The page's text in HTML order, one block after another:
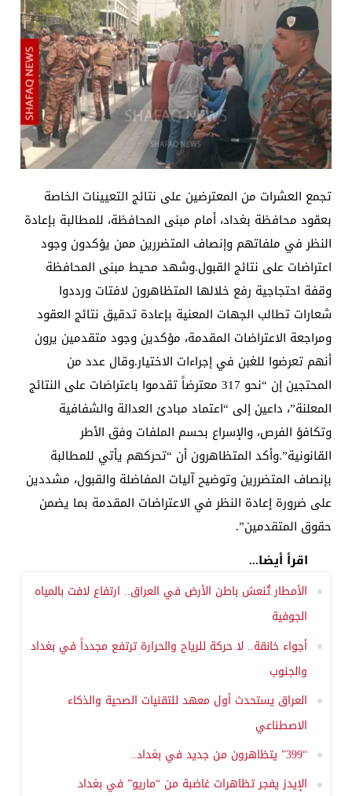
تجمع العشرات من المعترضين على نتائج التعيينات الخاصة
بعقود محافظة بغداد، أمام مبنى المحافظة، للمطالبة بإعادة
النظر في ملفاتهم وإنصاف المتضررين ممن يؤكدون وجود
اعتراضات على نتائج القبول.وشهد محيط مبنى المحافظة
وقفة احتجاجية رفع خلالها المتظاهرون لافتات ورددوا
شعارات تطالب الجهات المعنية بإعادة تدقيق نتائج العقود
ومراجعة الاعتراضات المقدمة، مؤكدين وجود متقدمين يرون
أنهم تعرضوا للغبن في إجراءات الاختيار.وقال عدد من
المحتجين إن “نحو 317 معترضاً تقدموا باعتراضات على النتائج
المعلنة”، داعين إلى “اعتماد مبادئ العدالة والشفافية
وتكافؤ الفرص، والإسراع بحسم الملفات وفق الأطر
القانونية”.وأكد المتظاهرون أن “تحركهم يأتي للمطالبة
بإنصاف المتضررين وتوضيح آليات المفاضلة والقبول، مشددين
على ضرورة إعادة النظر في الاعتراضات المقدمة بما يضمن
حقوق المتقدمين”.
اقرأ أيضا...
الأمطار تُنعش باطن الأرض في العراق.. ارتفاع لافت بالمياه
الجوفية
أجواء خانقة.. لا حركة للرياح والحرارة ترتفع مجدداً في بغداد
والجنوب
العراق يستحدث أول معهد للتقنيات الصحية والذكاء
الاصطناعي
“399” يتظاهرون من جديد في بغداد..
الإيدز يفجر تظاهرات غاضبة من “ماريو” في بغداد